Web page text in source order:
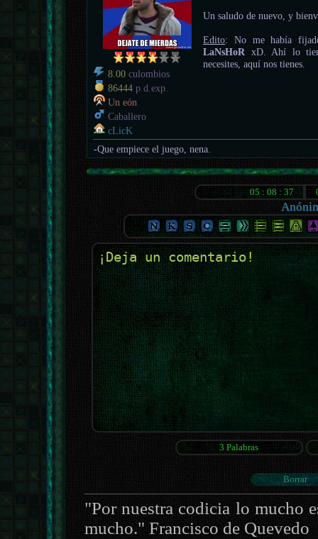
8.00 culombios
86444 p.d.exp.
Un eón
Caballero
cLicK
Un saludo de nuevo, y
Edito: No me había
LaNsHoR xD. Ahí lo
necesites, aquí nos tienes.
-Que empiece el juego, nena.
"Por nuestra codicia lo mucho
mucho." Francisco de Quevedo